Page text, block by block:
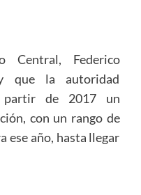
Central, Federico
que la autoridad
partir de 2017 un
con un rango de
ese año, hasta llegar